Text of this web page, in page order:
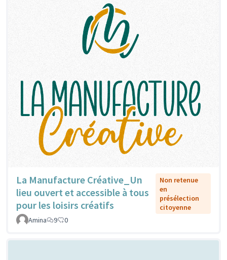
La Manufacture Créative_Un
lieu ouvert et accessible à tous
pour les loisirs créatifs
Non retenue
en
présélection
citoyenne
Amina
9 0